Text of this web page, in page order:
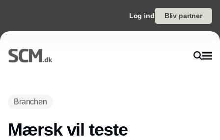
Log ind Bliv partner
Branchen
Mærsk vil teste